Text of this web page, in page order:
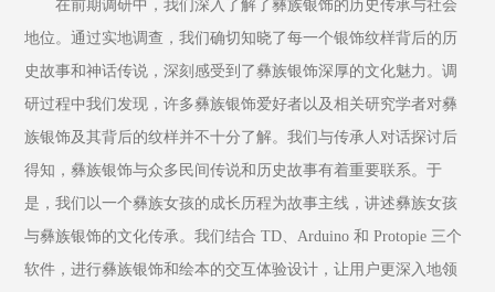
在前期调研中，我们深入了解了彝族银饰的历史传承与社会
地位。通过实地调查，我们确切知晓了每一个银饰纹样背后的历
史故事和神话传说，深刻感受到了彝族银饰深厚的文化魅力。调
研过程中我们发现，许多彝族银饰爱好者以及相关研究学者对彝
族银饰及其背后的纹样并不十分了解。我们与传承人对话探讨后
得知，彝族银饰与众多民间传说和历史故事有着重要联系。于
是，我们以一个彝族女孩的成长历程为故事主线，讲述彝族女孩
与彝族银饰的文化传承。我们结合 TD、Arduino 和 Protopie 三个
软件，进行彝族银饰和绘本的交互体验设计，让用户更深入地领